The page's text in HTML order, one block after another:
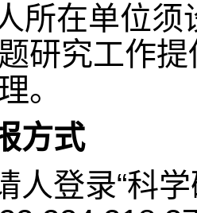
所在单位
研究工作
。
方式
人登录“科